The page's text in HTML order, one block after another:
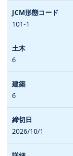
101-1
6
6
2026/10/1